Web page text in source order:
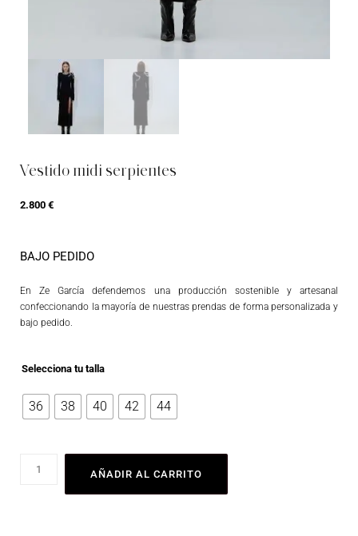
Vestido midi serpientes
2.800 €
BAJO PEDIDO
En Ze García defendemos una producción sostenible y artesanal
confeccionando la mayoría de nuestras prendas de forma personalizada y
bajo pedido.
Selecciona tu talla
36 38 40 42 44
AÑADIR AL CARRITO